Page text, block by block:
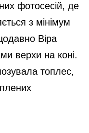
фотосесій, де
з мінімум
Віра
верхи на коні.
топлес,